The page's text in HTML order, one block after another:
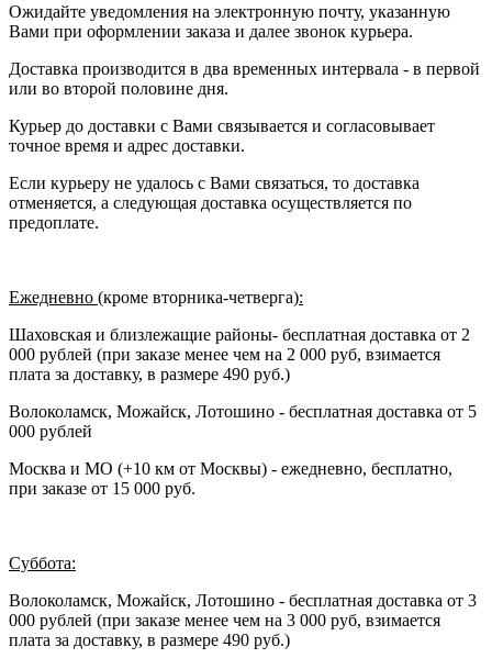
Ожидайте уведомления на электронную почту, указанную
Вами при оформлении заказа и далее звонок курьера.
Доставка производится в два временных интервала - в первой
или во второй половине дня.
Курьер до доставки с Вами связывается и согласовывает
точное время и адрес доставки.
Если курьеру не удалось с Вами связаться, то доставка
отменяется, а следующая доставка осуществляется по
предоплате.
Ежедневно (кроме вторника-четверга):
Шаховская и близлежащие районы- бесплатная доставка от 2
000 рублей (при заказе менее чем на 2 000 руб, взимается
плата за доставку, в размере 490 руб.)
Волоколамск, Можайск, Лотошино - бесплатная доставка от 5
000 рублей
Москва и МО (+10 км от Москвы) - ежедневно, бесплатно,
при заказе от 15 000 руб.
Суббота:
Волоколамск, Можайск, Лотошино - бесплатная доставка от 3
000 рублей (при заказе менее чем на 3 000 руб, взимается
плата за доставку, в размере 490 руб.)